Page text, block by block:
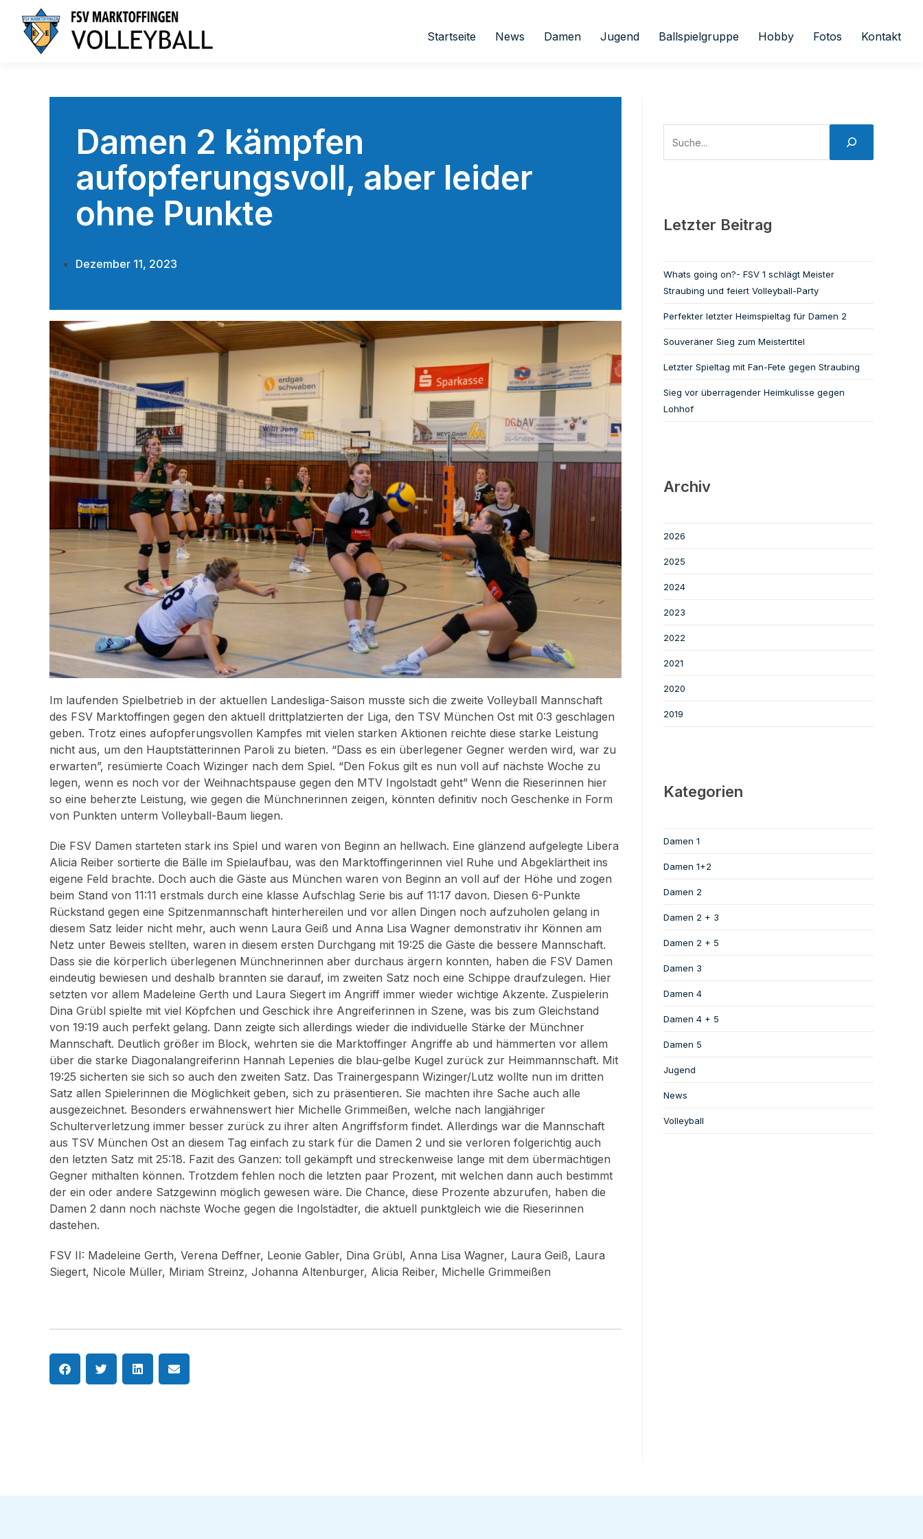
Startseite News Damen Jugend Ballspielgruppe Hobby Fotos Kontakt
Damen 2 kämpfen
aufopferungsvoll, aber leider
ohne Punkte
Dezember 11, 2023
Im laufenden Spielbetrieb in der aktuellen Landesliga-Saison musste sich die zweite Volleyball Mannschaft
des FSV Marktoffingen gegen den aktuell drittplatzierten der Liga, den TSV München Ost mit 0:3 geschlagen
geben. Trotz eines aufopferungsvollen Kampfes mit vielen starken Aktionen reichte diese starke Leistung
nicht aus, um den Hauptstätterinnen Paroli zu bieten. “Dass es ein überlegener Gegner werden wird, war zu
erwarten”, resümierte Coach Wizinger nach dem Spiel. “Den Fokus gilt es nun voll auf nächste Woche zu
legen, wenn es noch vor der Weihnachtspause gegen den MTV Ingolstadt geht” Wenn die Rieserinnen hier
so eine beherzte Leistung, wie gegen die Münchnerinnen zeigen, könnten definitiv noch Geschenke in Form
von Punkten unterm Volleyball-Baum liegen.
Die FSV Damen starteten stark ins Spiel und waren von Beginn an hellwach. Eine glänzend aufgelegte Libera
Alicia Reiber sortierte die Bälle im Spielaufbau, was den Marktoffingerinnen viel Ruhe und Abgeklärtheit ins
eigene Feld brachte. Doch auch die Gäste aus München waren von Beginn an voll auf der Höhe und zogen
beim Stand von 11:11 erstmals durch eine klasse Aufschlag Serie bis auf 11:17 davon. Diesen 6-Punkte
Rückstand gegen eine Spitzenmannschaft hinterhereilen und vor allen Dingen noch aufzuholen gelang in
diesem Satz leider nicht mehr, auch wenn Laura Geiß und Anna Lisa Wagner demonstrativ ihr Können am
Netz unter Beweis stellten, waren in diesem ersten Durchgang mit 19:25 die Gäste die bessere Mannschaft.
Dass sie die körperlich überlegenen Münchnerinnen aber durchaus ärgern konnten, haben die FSV Damen
eindeutig bewiesen und deshalb brannten sie darauf, im zweiten Satz noch eine Schippe draufzulegen. Hier
setzten vor allem Madeleine Gerth und Laura Siegert im Angriff immer wieder wichtige Akzente. Zuspielerin
Dina Grübl spielte mit viel Köpfchen und Geschick ihre Angreiferinnen in Szene, was bis zum Gleichstand
von 19:19 auch perfekt gelang. Dann zeigte sich allerdings wieder die individuelle Stärke der Münchner
Mannschaft. Deutlich größer im Block, wehrten sie die Marktoffinger Angriffe ab und hämmerten vor allem
über die starke Diagonalangreiferinn Hannah Lepenies die blau-gelbe Kugel zurück zur Heimmannschaft. Mit
19:25 sicherten sie sich so auch den zweiten Satz. Das Trainergespann Wizinger/Lutz wollte nun im dritten
Satz allen Spielerinnen die Möglichkeit geben, sich zu präsentieren. Sie machten ihre Sache auch alle
ausgezeichnet. Besonders erwähnenswert hier Michelle Grimmeißen, welche nach langjähriger
Schulterverletzung immer besser zurück zu ihrer alten Angriffsform findet. Allerdings war die Mannschaft
aus TSV München Ost an diesem Tag einfach zu stark für die Damen 2 und sie verloren folgerichtig auch
den letzten Satz mit 25:18. Fazit des Ganzen: toll gekämpft und streckenweise lange mit dem übermächtigen
Gegner mithalten können. Trotzdem fehlen noch die letzten paar Prozent, mit welchen dann auch bestimmt
der ein oder andere Satzgewinn möglich gewesen wäre. Die Chance, diese Prozente abzurufen, haben die
Damen 2 dann noch nächste Woche gegen die Ingolstädter, die aktuell punktgleich wie die Rieserinnen
dastehen.
FSV II: Madeleine Gerth, Verena Deffner, Leonie Gabler, Dina Grübl, Anna Lisa Wagner, Laura Geiß, Laura
Siegert, Nicole Müller, Miriam Streinz, Johanna Altenburger, Alicia Reiber, Michelle Grimmeißen
Letzter Beitrag
Whats going on?- FSV 1 schlägt Meister
Straubing und feiert Volleyball-Party
Perfekter letzter Heimspieltag für Damen 2
Souveräner Sieg zum Meistertitel
Letzter Spieltag mit Fan-Fete gegen Straubing
Sieg vor überragender Heimkulisse gegen
Lohhof
Archiv
2026
2025
2024
2023
2022
2021
2020
2019
Kategorien
Damen 1
Damen 1+2
Damen 2
Damen 2 + 3
Damen 2 + 5
Damen 3
Damen 4
Damen 4 + 5
Damen 5
Jugend
News
Volleyball